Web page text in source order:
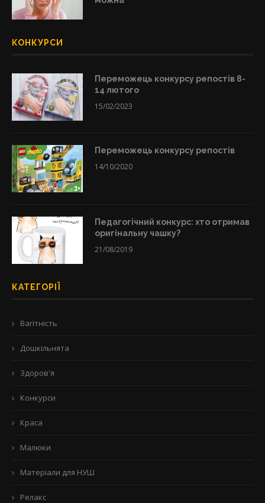
КОНКУРСИ
Переможець конкурсу репостів 8-
14 лютого
15/02/2023
Переможець конкурсу репостів
14/10/2020
Педагогічний конкурс: хто отримав
оригінальну чашку?
21/08/2019
КАТЕГОРІЇ
Вагітність
Дошкільнята
Здоров'я
Конкурси
Краса
Малюки
Матеріали для НУШ
Релакс